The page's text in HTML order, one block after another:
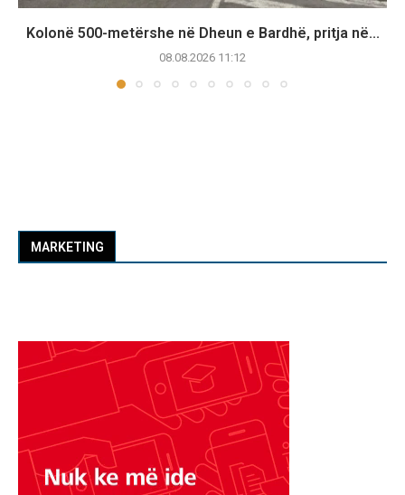
Kolonë 500-metërshe në Dheun e Bardhë, pritja në...
08.08.2026 11:12
MARKETING